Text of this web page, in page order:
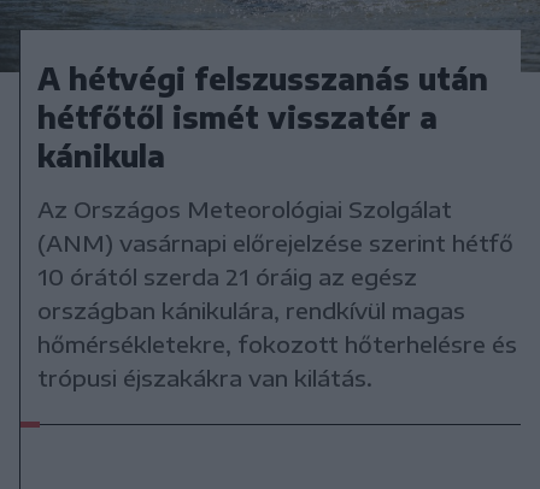
A hétvégi felszusszanás után
hétfőtől ismét visszatér a
kánikula
Az Országos Meteorológiai Szolgálat
(ANM) vasárnapi előrejelzése szerint hétfő
10 órától szerda 21 óráig az egész
országban kánikulára, rendkívül magas
hőmérsékletekre, fokozott hőterhelésre és
trópusi éjszakákra van kilátás.